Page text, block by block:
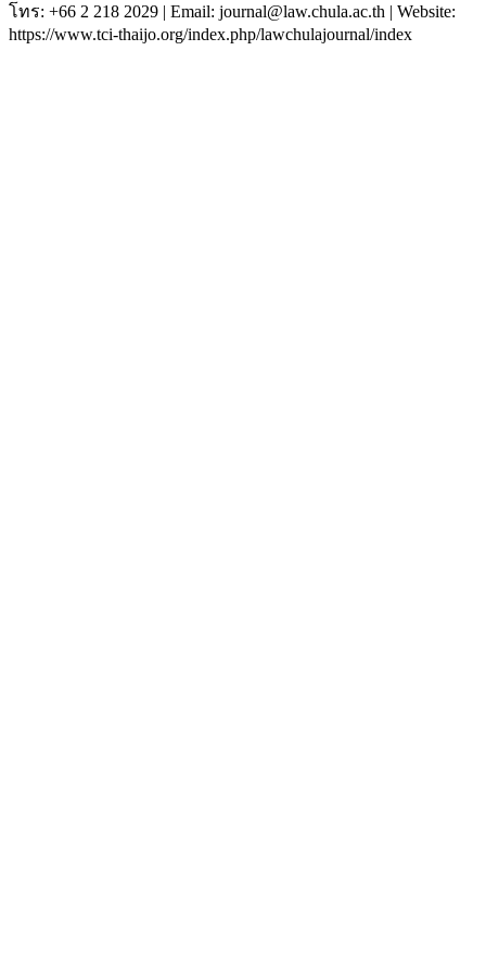
โทร: +66 2 218 2029 | Email: journal@law.chula.ac.th | Website:
https://www.tci-thaijo.org/index.php/lawchulajournal/index